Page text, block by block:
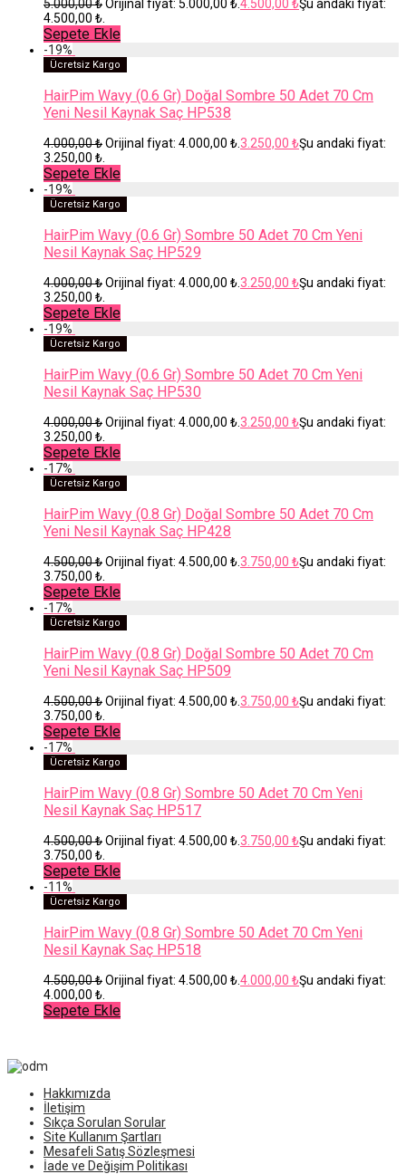
5.000,00₺Orijinal fiyat: 5.000,00 ₺.4.500,00 ₺Şu andaki fiyat:
4.500,00 ₺.
Sepete Ekle
-19%
Ücretsiz Kargo
HairPim Wavy (0.6 Gr) Doğal Sombre 50 Adet 70 Cm
Yeni Nesil Kaynak Saç HP538
4.000,00₺Orijinal fiyat: 4.000,00 ₺.3.250,00 ₺Şu andaki fiyat:
3.250,00 ₺.
Sepete Ekle
-19%
Ücretsiz Kargo
HairPim Wavy (0.6 Gr) Sombre 50 Adet 70 Cm Yeni
Nesil Kaynak Saç HP529
4.000,00₺Orijinal fiyat: 4.000,00 ₺.3.250,00 ₺Şu andaki fiyat:
3.250,00 ₺.
Sepete Ekle
-19%
Ücretsiz Kargo
HairPim Wavy (0.6 Gr) Sombre 50 Adet 70 Cm Yeni
Nesil Kaynak Saç HP530
4.000,00₺Orijinal fiyat: 4.000,00 ₺.3.250,00 ₺Şu andaki fiyat:
3.250,00 ₺.
Sepete Ekle
-17%
Ücretsiz Kargo
HairPim Wavy (0.8 Gr) Doğal Sombre 50 Adet 70 Cm
Yeni Nesil Kaynak Saç HP428
4.500,00₺Orijinal fiyat: 4.500,00 ₺.3.750,00 ₺Şu andaki fiyat:
3.750,00 ₺.
Sepete Ekle
-17%
Ücretsiz Kargo
HairPim Wavy (0.8 Gr) Doğal Sombre 50 Adet 70 Cm
Yeni Nesil Kaynak Saç HP509
4.500,00₺Orijinal fiyat: 4.500,00 ₺.3.750,00 ₺Şu andaki fiyat:
3.750,00 ₺.
Sepete Ekle
-17%
Ücretsiz Kargo
HairPim Wavy (0.8 Gr) Sombre 50 Adet 70 Cm Yeni
Nesil Kaynak Saç HP517
4.500,00₺Orijinal fiyat: 4.500,00 ₺.3.750,00 ₺Şu andaki fiyat:
3.750,00 ₺.
Sepete Ekle
-11%
Ücretsiz Kargo
HairPim Wavy (0.8 Gr) Sombre 50 Adet 70 Cm Yeni
Nesil Kaynak Saç HP518
4.500,00₺Orijinal fiyat: 4.500,00 ₺.4.000,00 ₺Şu andaki fiyat:
4.000,00 ₺.
Sepete Ekle
Hakkımızda
İletişim
Sıkça Sorulan Sorular
Site Kullanım Şartları
Mesafeli Satış Sözleşmesi
İade ve Değişim Politikası